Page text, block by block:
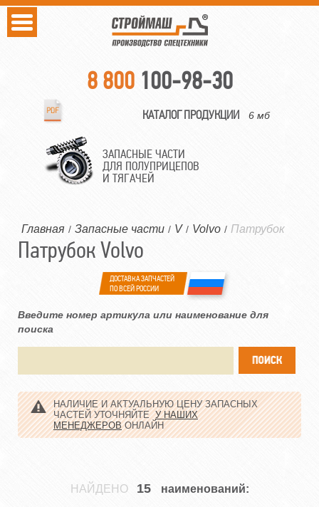
8 800 100-98-30
КАТАЛОГ ПРОДУКЦИИ 6 мб
ЗАПАСНЫЕ ЧАСТИ
ДЛЯ ПОЛУПРИЦЕПОВ
И ТЯГАЧЕЙ
Главная / Запасные части / V / Volvo / Патрубок
Патрубок Volvo
ДОСТАВКА ЗАПЧАСТЕЙ
ПО ВСЕЙ РОССИИ
Введите номер артикула или наименование для
поиска
НАЛИЧИЕ И АКТУАЛЬНУЮ ЦЕНУ ЗАПАСНЫХ
ЧАСТЕЙ УТОЧНЯЙТЕУ НАШИХ
МЕНЕДЖЕРОВОНЛАЙН
НАЙДЕНО 15 наименований: